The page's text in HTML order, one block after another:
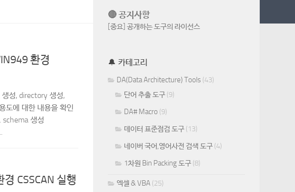
환경
성, directory 생성,
도에 대한 내용을 확인
schema 생성
CSSCAN 실행
🔴 공지사항
[중요] 공개하는 도구의 라이선스
🔔 카테고리
DA(Data Architecture) Tools (43)
단어 추출 도구 (9)
DA# Macro (9)
데이터 표준점검 도구 (13)
네이버 국어,영어사전 검색 도구 (4)
1차원 Bin Packing 도구 (8)
엑셀 & VBA (25)